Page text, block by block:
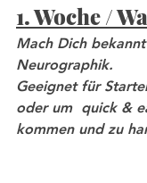
1. Woche /
Mach Dich
Neurographik.
Geeignet für
oder um  quick &
kommen und zu